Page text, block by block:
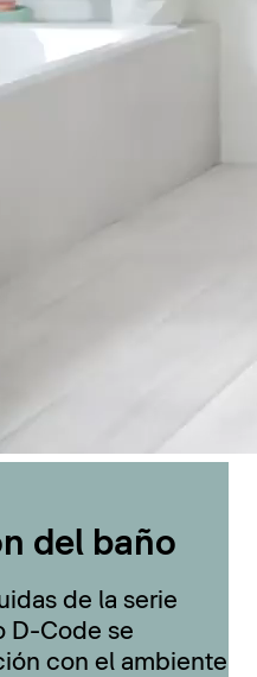
del baño
de la serie
D-Code se
con el ambiente